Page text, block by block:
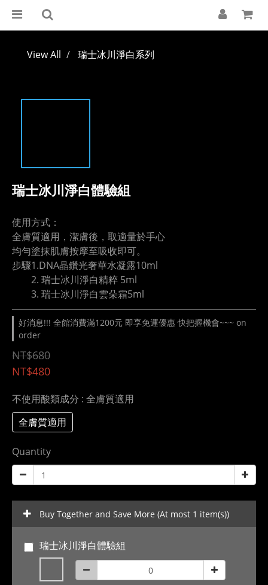
View All 瑞士冰川淨白系列
瑞士冰川淨白體驗組
使用方式：
全膚質適用，潔膚後，取適量於手心
均勻塗抹肌膚按摩至吸收即可。
步驟1.DNA晶鑽光奢華水凝露10ml
        2. 瑞士冰川淨白精粹 5ml
        3. 瑞士冰川淨白雲朵霜5ml
好消息!!! 全館消費滿1200元 即享免運優惠 快把握機會~~~ on
order
NT$680
NT$480
不使用酸類成分 : 全膚質適用
全膚質適用
Quantity
Buy Together and Save More (At most 1 item(s))
瑞士冰川淨白體驗組